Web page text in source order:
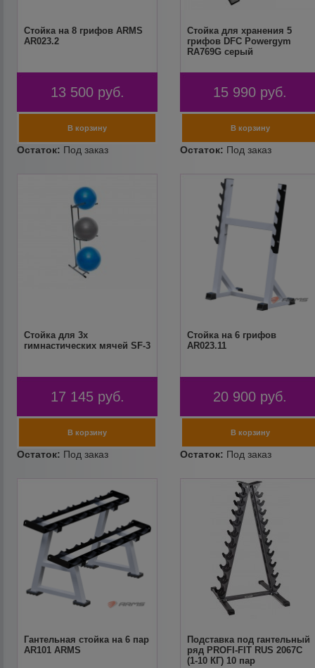
Стойка на 8 грифов ARMS
AR023.2
13 500 руб.
Стойка для хранения 5
грифов DFC Powergym
RA769G серый
15 990 руб.
Стойка для 3х
гимнастических мячей SF-3
17 145 руб.
Стойка на 6 грифов
AR023.11
20 900 руб.
Гантельная стойка на 6 пар
AR101 ARMS
Подставка под гантельный
ряд PROFI-FIT RUS 2067C
(1-10 КГ) 10 пар